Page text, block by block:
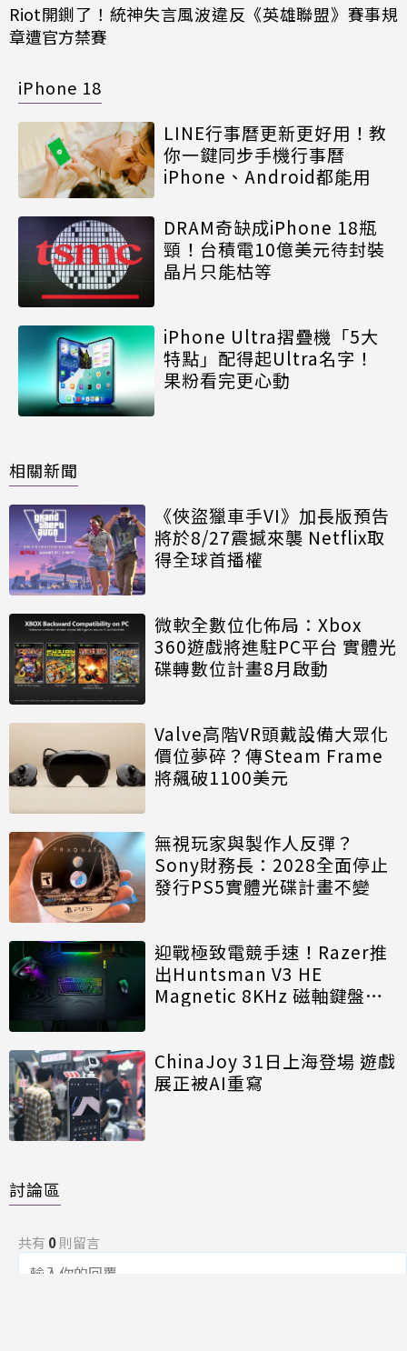
Riot開鍘了！統神失言風波違反《英雄聯盟》賽事規
章遭官方禁賽
iPhone 18
LINE行事曆更新更好用！教
你一鍵同步手機行事曆
iPhone、Android都能用
DRAM奇缺成iPhone 18瓶
頸！台積電10億美元待封裝
晶片只能枯等
iPhone Ultra摺疊機「5大
特點」配得起Ultra名字！
果粉看完更心動
相關新聞
《俠盜獵車手VI》加長版預告
將於8/27震撼來襲 Netflix取
得全球首播權
微軟全數位化佈局：Xbox
360遊戲將進駐PC平台 實體光
碟轉數位計畫8月啟動
Valve高階VR頭戴設備大眾化
價位夢碎？傳Steam Frame
將飆破1100美元
無視玩家與製作人反彈？
Sony財務長：2028全面停止
發行PS5實體光碟計畫不變
迎戰極致電競手速！Razer推
出Huntsman V3 HE
Magnetic 8KHz 磁軸鍵盤效
ChinaJoy 31日上海登場 遊戲
展正被AI重寫
討論區
共有 0則留言